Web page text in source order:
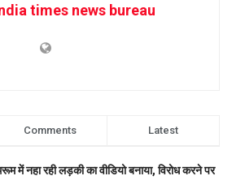
times news bureau
Comments Latest
में नहा रही लड़की का वीडियो बनाया, विरोध करने पर